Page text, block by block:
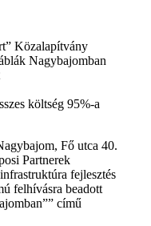
Közalapítvány
Nagybajomban
költség 95%-a
Fő utca 40.
Partnerek
fejlesztés
felhívásra beadott
című